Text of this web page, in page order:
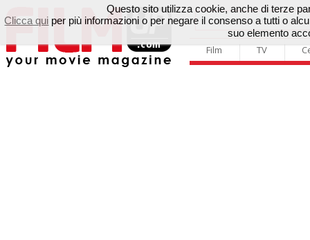
Film TV
Questo sito utilizza cookie, anche di terze
Clicca qui per più informazioni o per negare il consenso a tutti o
suo elemento